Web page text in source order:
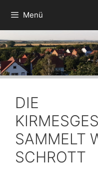
Inhalt
springen
Menü
DIE
SAMMELT
SCHROTT